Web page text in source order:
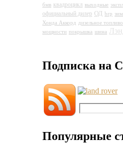
бмв квадроцикл выходные
официальный дилер ОД brp
Хонда Аккорд дизельное топливо
мощности покрышка шина
Подписка на
Популярные